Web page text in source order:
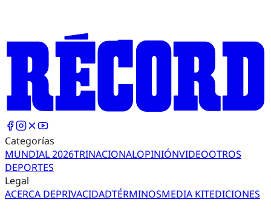
Categorías
MUNDIAL 2026TRINACIONALOPINIÓNVIDEOOTROS
DEPORTES
Legal
ACERCA DEPRIVACIDADTÉRMINOSMEDIA KITEDICIONES